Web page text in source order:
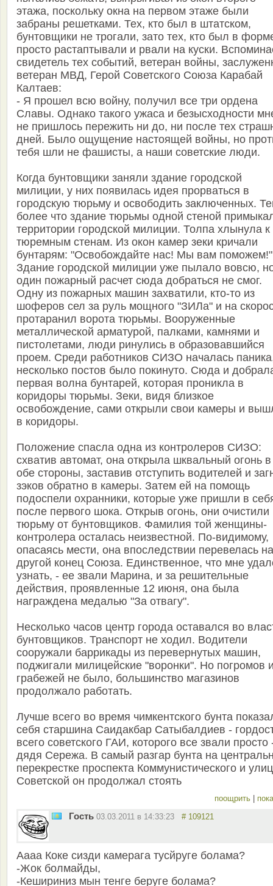
этажа, поскольку окна на первом этаже были
забраны решетками. Тех, кто был в штатском,
бунтовщики не трогали, зато тех, кто был в
просто растаптывали и рвали на куски.
свидетель тех событий, ветеран войны,
ветеран МВД, Герой Советского Союза Карабай
Калтаев:
- Я прошел всю войну, получил все три ордена
Славы. Однако такого ужаса и безысходности
не пришлось пережить ни до, ни после тех
дней. Было ощущение настоящей войны, но
тебя шли не фашисты, а наши советские люди.
Когда бунтовщики заняли здание городской
милиции, у них появилась идея прорваться в
городскую тюрьму и освободить заключенных.
более что здание тюрьмы одной стеной
территории городской милиции. Толпа хлынула к
тюремным стенам. Из окон камер зеки кричали
бунтарям: "Освобождайте нас! Мы вам поможем!"
Здание городской милиции уже пылало вовсю,
один пожарный расчет сюда добраться не смог.
Одну из пожарных машин захватили, кто-то из
шоферов сел за руль мощного "ЗИЛа" и на
протаранил ворота тюрьмы. Вооруженные
металлической арматурой, палками, камнями и
пистолетами, люди ринулись в образовавшийся
проем. Среди работников СИЗО началась
несколько постов было покинуто. Сюда и
первая волна бунтарей, которая проникла в
коридоры тюрьмы. Зеки, видя близкое
освобождение, сами открыли свои камеры и
в коридоры.
Положение спасла одна из контролеров СИЗО:
схватив автомат, она открыла шквальный огонь в
обе стороны, заставив отступить водителей и
зэков обратно в камеры. Затем ей на помощь
подоспели охранники, которые уже пришли в
после первого шока. Открыв огонь, они очистили
тюрьму от бунтовщиков. Фамилия той женщины-
контролера осталась неизвестной. По-видимому,
опасаясь мести, она впоследствии перевелась на
другой конец Союза. Единственное, что мне
узнать, - ее звали Марина, и за решительные
действия, проявленные 12 июня, она была
награждена медалью "За отвагу".
Несколько часов центр города оставался во
бунтовщиков. Транспорт не ходил. Водители
сооружали баррикады из перевернутых машин,
поджигали милицейские "воронки". Но погромов
грабежей не было, большинство магазинов
продолжало работать.
Лучше всего во время чимкентского бунта
себя старшина Саидакбар Сатыбалдиев -
всего советского ГАИ, которого все звали просто
дядя Сережа. В самый разгар бунта на
перекрестке проспекта Коммунистического и
Советской он продолжал стоять
поощрить
Гость 03.03.2011 в 14:33:23 # 109121
Аааа Коке сизди камерага тусйруге болама?
-Жок болмайды,
-Кешириниз мын тенге беруге болама?